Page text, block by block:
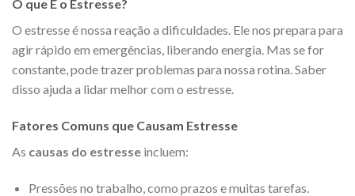
O que É o Estresse?
O estresse é nossa reação a dificuldades. Ele nos prepara para
agir rápido em emergências, liberando energia. Mas se for
constante, pode trazer problemas para nossa rotina. Saber
disso ajuda a lidar melhor com o estresse.
Fatores Comuns que Causam Estresse
As causas do estresse incluem:
Pressões no trabalho, como prazos e muitas tarefas.